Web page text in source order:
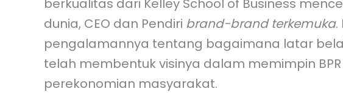
berkualitas dari Kelley School of Business
dunia, CEO dan Pendiri brand-brand terkemuka.
pengalamannya tentang bagaimana latar
telah membentuk visinya dalam memimpin
perekonomian masyarakat.